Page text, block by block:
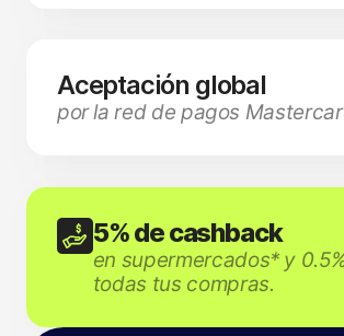
Aceptación global
por la red de pagos
5% de cashback
en supermercados* y
todas tus compras.